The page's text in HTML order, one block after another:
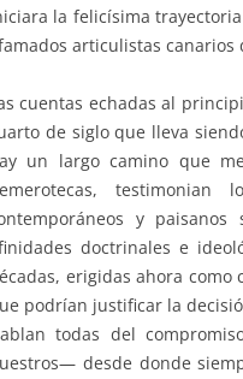
la felicísima
articulistas canarios
cuentas echadas al
de siglo que lleva
un largo camino que
y
doctrinales e
erigidas ahora como
podrían justificar la
todas del
desde donde